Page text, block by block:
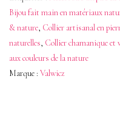
Bronzite
Œil
de
Bijou fait main en matériaux
& nature, Collier artisanal en
naturelles, Collier chamanique et
aux couleurs de la nature
Marque : Valwicz